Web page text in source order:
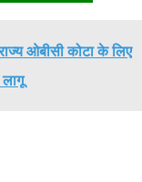
ओबीसी कोटा के लिए